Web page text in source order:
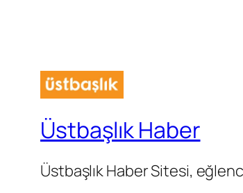
Üstbaşlık Haber
Üstbaşlık Haber Sitesi,